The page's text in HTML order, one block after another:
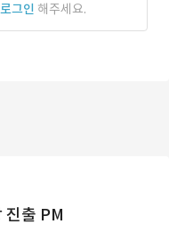
로그인 해주세요.
진출 PM